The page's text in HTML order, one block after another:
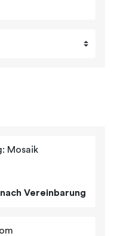
Mosaik
nach Vereinbarung